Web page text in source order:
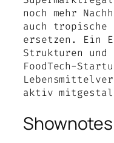
noch mehr
auch
ersetzen. Ein
Strukturen und
FoodTech-
aktiv
Shownotes